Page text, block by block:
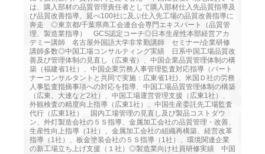
は、購入部材の品質管理責任者として購入部材仕入先品質指導及
び品質改善指導。延べ100社に及ぶ仕入先工場の品質改善指導に
奔走 ◎東京都/千葉県商工会連合会専門エキスパート（品質管
理、製造業指導） GCS認定コーチ◎日本生産性本部経営アカ
デミー講師 名古屋外国語大学非常勤講師 セミナー/企業研修
講師多数◎中国工場コンサルティング実績 日系中国工場品質改
善及び管理体制の見直し（広東省）、中国企業品質管理体制の構
築（福建省1社）、中国企業労務人事管理監査対応指導（パート
ナーコンサルタントと共同で実施：広東省1社)、米国Ｄ社の労務
人事監査指摘事項への対応を指導、中国工場品質管理体制の構築
（広東、大連など2社）、中国工場運営管理支援（広東1社）、
外観検査の精度向上指導（広東1社）、中国生産委託先工場監査
代行（広東1社） 国内工場管理の見直し及び製品コストダウ
ン、外灯製造会社の５Ｓ指導、金属加工会社の品質管理・改善、
生産性向上指導（1社）、金属加工会社の組織再構築、経営改革
指導（1社）、板金塗装会社の５Ｓ指導（1社）、環境関連企業
の新工場立ち上げ支援（１社）◎製造業向け社員研修実績 中国